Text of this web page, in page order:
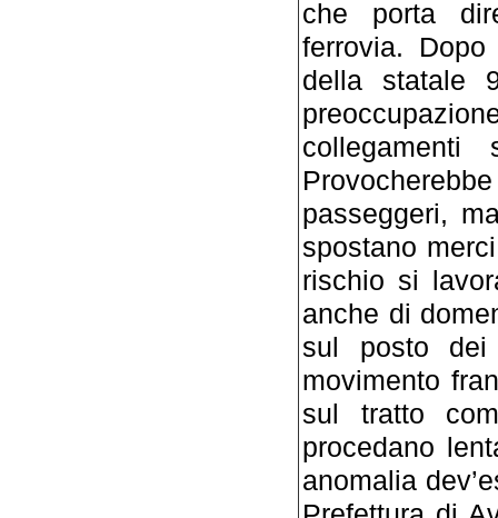
che porta
ferrovia.
della statale
passeggeri,
spostano
rischio si
anche di
sul posto dei
movimento
sul tratto
procedano
anomalia